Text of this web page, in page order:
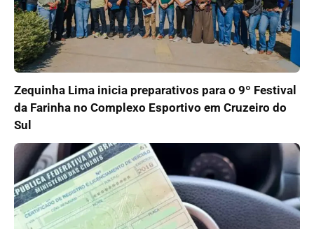
Zequinha Lima inicia preparativos para o 9º Festival
da Farinha no Complexo Esportivo em Cruzeiro do
Sul